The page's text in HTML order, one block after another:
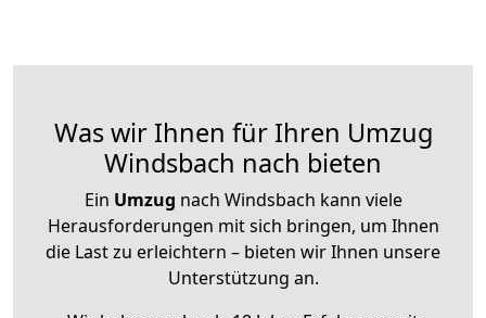
Was wir Ihnen für Ihren Umzug
Windsbach nach bieten
Ein Umzug nach Windsbach kann viele
Herausforderungen mit sich bringen, um Ihnen
die Last zu erleichtern – bieten wir Ihnen unsere
Unterstützung an.